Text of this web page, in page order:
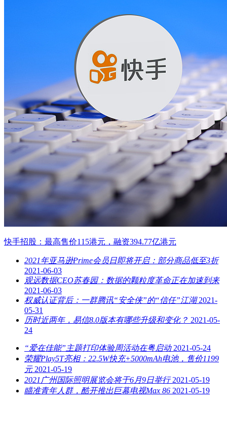
快手招股：最高售价115港元，融资394.77亿港元
2021年亚马逊Prime会员日即将开启：部分商品低至3折
2021-06-03
观远数据CEO苏春园：数据的颗粒度革命正在加速到来
2021-06-03
权威认证背后：一群腾讯“安全侠”的“信任”江湖 2021-
05-31
历时近两年，易信8.0版本有哪些升级和变化？ 2021-05-
24
“爱在佳能”主题打印体验周活动在粤启动 2021-05-24
荣耀Play5T亮相：22.5W快充+5000mAh电池，售价1199
元 2021-05-19
2021广州国际照明展览会将于6月9日举行 2021-05-19
瞄准青年人群，酷开推出巨幕电视Max 86 2021-05-19